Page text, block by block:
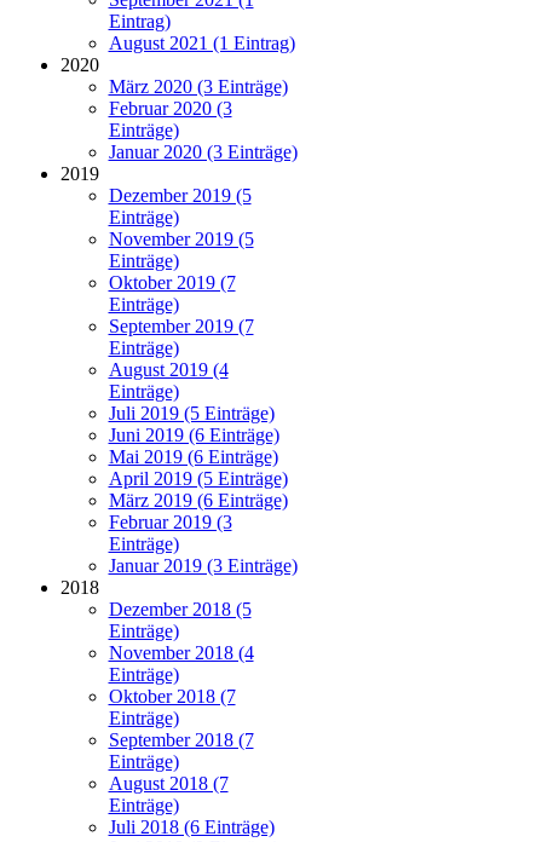
Eintrag)
August 2021 (1 Eintrag)
2020
März 2020 (3 Einträge)
Februar 2020 (3
Einträge)
Januar 2020 (3 Einträge)
2019
Dezember 2019 (5
Einträge)
November 2019 (5
Einträge)
Oktober 2019 (7
Einträge)
September 2019 (7
Einträge)
August 2019 (4
Einträge)
Juli 2019 (5 Einträge)
Juni 2019 (6 Einträge)
Mai 2019 (6 Einträge)
April 2019 (5 Einträge)
März 2019 (6 Einträge)
Februar 2019 (3
Einträge)
Januar 2019 (3 Einträge)
2018
Dezember 2018 (5
Einträge)
November 2018 (4
Einträge)
Oktober 2018 (7
Einträge)
September 2018 (7
Einträge)
August 2018 (7
Einträge)
Juli 2018 (6 Einträge)